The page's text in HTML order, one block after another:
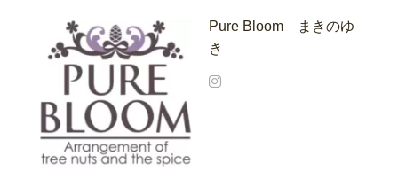
Pure Bloom まきのゆ
き